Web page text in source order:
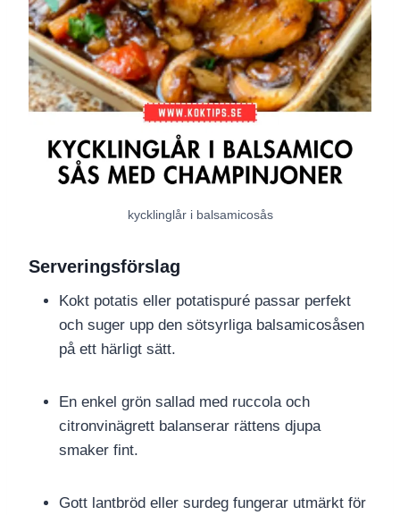
kycklinglår i balsamicosås
Serveringsförslag
Kokt potatis eller potatispuré passar perfekt
och suger upp den sötsyrliga balsamicosåsen
på ett härligt sätt.
En enkel grön sallad med ruccola och
citronvinägrett balanserar rättens djupa
smaker fint.
Gott lantbröd eller surdeg fungerar utmärkt för